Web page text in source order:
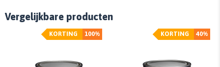
Vergelijkbare producten
100%
KORTING 40%
KORTING